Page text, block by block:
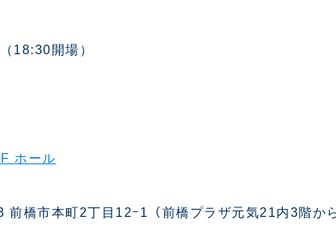
18:30開場）
ホール
橋市本町2丁目12ｰ1（前橋プラザ元気21内3階か